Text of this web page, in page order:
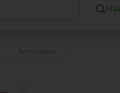
Купить акции